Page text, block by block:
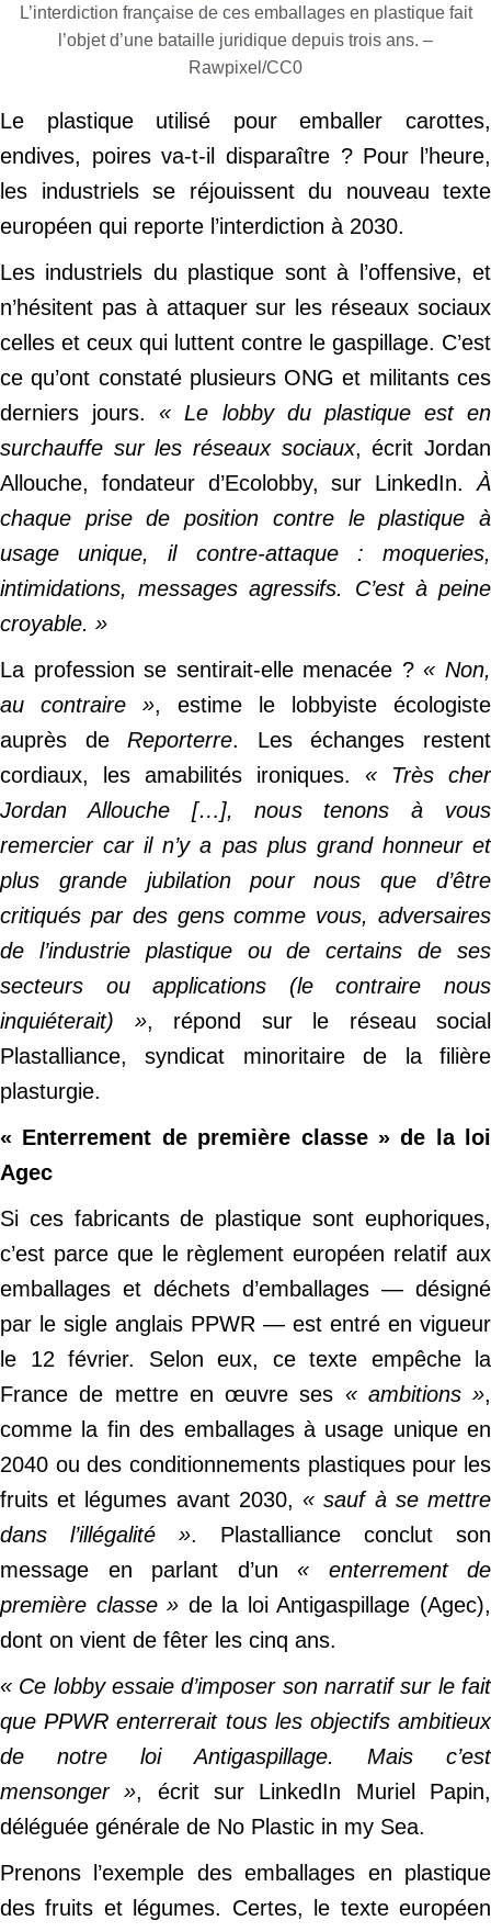
L’interdiction française de ces emballages en plastique fait
l’objet d’une bataille juridique depuis trois ans. –
Rawpixel/CC0
Le plastique utilisé pour emballer carottes,
endives, poires va-t-il disparaître ? Pour l’heure,
les industriels se réjouissent du nouveau texte
européen qui reporte l’interdiction à 2030.
Les industriels du plastique sont à l’offensive, et
n’hésitent pas à attaquer sur les réseaux sociaux
celles et ceux qui luttent contre le gaspillage. C’est
ce qu’ont constaté plusieurs ONG et militants ces
derniers jours.« Le lobby du plastique est en
surchauffe sur les réseaux sociaux, écrit Jordan
Allouche, fondateur d’Ecolobby, sur LinkedIn. À
chaque prise de position contre le plastique à
usage unique, il contre-attaque : moqueries,
intimidations, messages agressifs. C’est à peine
croyable. »
La profession se sentirait-elle menacée ?« Non,
au contraire », estime le lobbyiste écologiste
auprès deReporterre. Les échanges restent
cordiaux, les amabilités ironiques. « Très cher
Jordan Allouche […], nous tenons à vous
remercier car il n’y a pas plus grand honneur et
plus grande jubilation pour nous que d’être
critiqués par des gens comme vous, adversaires
de l’industrie plastique ou de certains de ses
secteurs ou applications (le contraire nous
inquiéterait) », répond sur le réseau social
Plastalliance, syndicat minoritaire de la filière
plasturgie.
« Enterrement de première classe » de la loi
Agec
Si ces fabricants de plastique sont euphoriques,
c’est parce que le règlement européen relatif aux
emballages et déchets d’emballages — désigné
par le sigle anglais PPWR — est entré en vigueur
le 12 février. Selon eux, ce texte empêche la
France de mettre en œuvre ses « ambitions »,
comme la fin des emballages à usage unique en
2040 ou des conditionnements plastiques pour les
fruits et légumes avant 2030,« sauf à se mettre
dans l’illégalité ». Plastalliance conclut son
message en parlant d’un « enterrement de
première classe » de la loi Antigaspillage (Agec),
dont on vient de fêter les cinq ans.
« Ce lobby essaie d’imposer son narratif sur le fait
que PPWR enterrerait tous les objectifs ambitieux
de notre loi Antigaspillage. Mais c’est
mensonger », écrit sur LinkedIn Muriel Papin,
déléguée générale de No Plastic in my Sea.
Prenons l’exemple des emballages en plastique
des fruits et légumes. Certes, le texte européen